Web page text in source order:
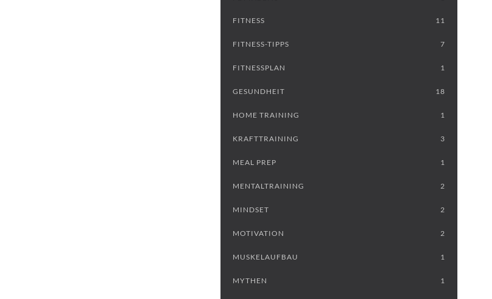
FITNESS 11
FITNESS-TIPPS 7
FITNESSPLAN 1
GESUNDHEIT 18
HOME TRAINING 1
KRAFTTRAINING 3
MEAL PREP 1
MENTALTRAINING 2
MINDSET 2
MOTIVATION 2
MUSKELAUFBAU 1
MYTHEN 1